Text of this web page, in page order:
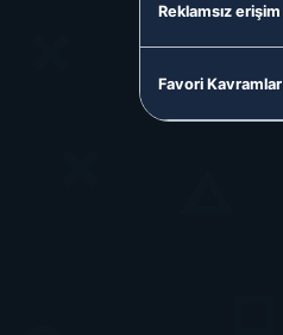
Reklamsız erişim
Favori Kavramlar